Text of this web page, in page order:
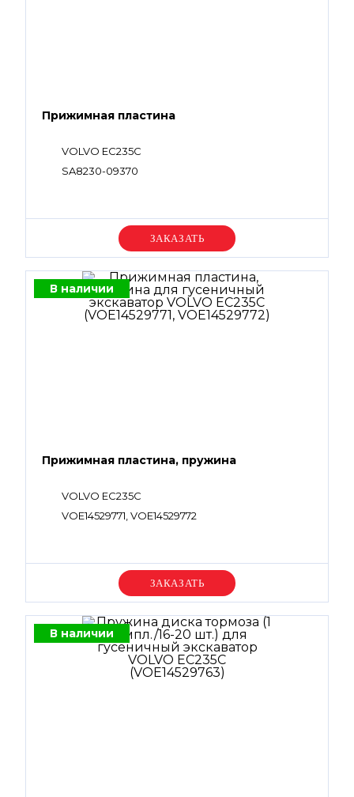
Прижимная пластина
VOLVO EC235C
SA8230-09370
Уточняйте цену
В наличии
Прижимная пластина, пружина
VOLVO EC235C
VOE14529771, VOE14529772
Уточняйте цену
В наличии